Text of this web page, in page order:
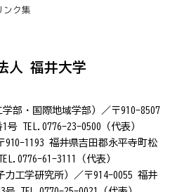
ンク集
人 福井大学
部・国際地域学部）／〒910-8507
号 TEL.0776-23-0500（代表）
910-1193 福井県吉田郡永平寺町松
61-3111（代表）
力工学研究所）／〒914-0055 福井